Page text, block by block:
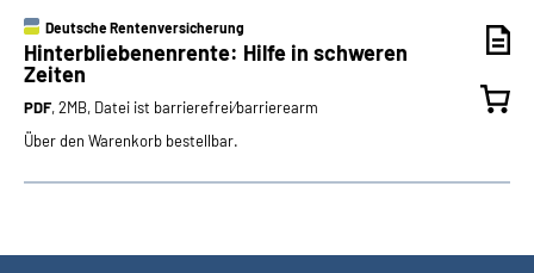
Deutsche Rentenversicherung
Hinterbliebenenrente: Hilfe in schweren
Zeiten
PDF, 2MB, Datei ist barrierefrei⁄barrierearm
Über den Warenkorb bestellbar.